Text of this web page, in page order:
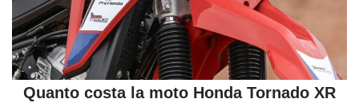
Quanto costa la moto Honda Tornado XR